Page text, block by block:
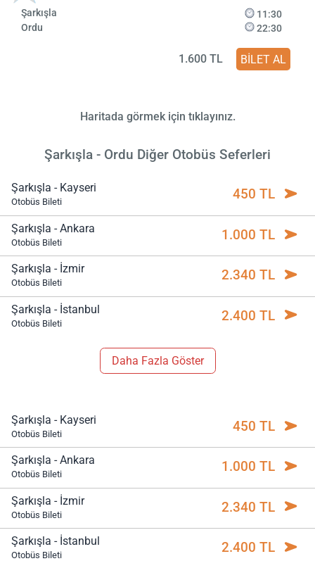
Şarkışla
Ordu
11:30
22:30
1.600 TL BİLET AL
Haritada görmek için tıklayınız.
Şarkışla - Ordu Diğer Otobüs Seferleri
Şarkışla - Kayseri
Otobüs Bileti 450 TL
Şarkışla - Ankara
Otobüs Bileti 1.000 TL
Şarkışla - İzmir
Otobüs Bileti 2.340 TL
Şarkışla - İstanbul
Otobüs Bileti 2.400 TL
Daha Fazla Göster
Şarkışla - Kayseri
Otobüs Bileti 450 TL
Şarkışla - Ankara
Otobüs Bileti 1.000 TL
Şarkışla - İzmir
Otobüs Bileti 2.340 TL
Şarkışla - İstanbul
Otobüs Bileti 2.400 TL